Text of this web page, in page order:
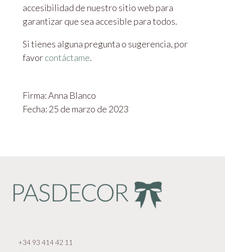
accesibilidad de nuestro sitio web para
garantizar que sea accesible para todos.
Si tienes alguna pregunta o sugerencia, por
favorcontáctame.
Firma: Anna Blanco
Fecha: 25 de marzo de 2023
+34 93 414 42 11